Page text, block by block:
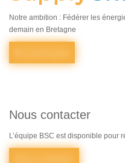
Notre ambition : Fédérer les
demain en Bretagne
Nous contacter
L’équipe BSC est disponible pour